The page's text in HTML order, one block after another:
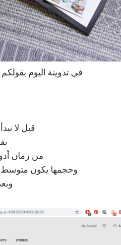
في تدوينة اليوم
قبل لا
من زمان
وحجمها يكون